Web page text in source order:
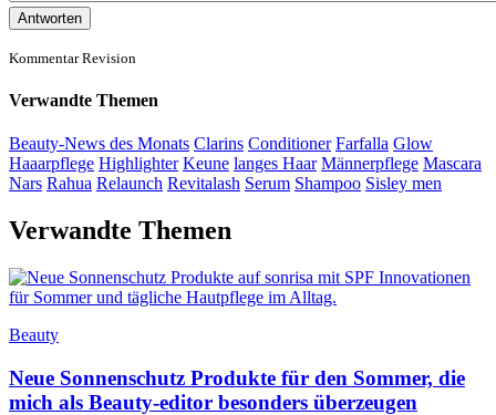
Antworten
Kommentar Revision
Verwandte Themen
Beauty-News des Monats Clarins Conditioner Farfalla Glow
Haaarpflege Highlighter Keune langes Haar Männerpflege Mascara
Nars Rahua Relaunch Revitalash Serum Shampoo Sisley men
Verwandte Themen
Beauty
Neue Sonnenschutz Produkte für den Sommer, die
mich als Beauty-editor besonders überzeugen